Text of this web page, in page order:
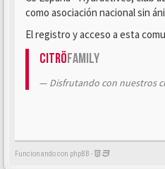
como asociación nacional sin
El registro y acceso a esta
CitröFamily
Disfrutando con nuestros
Funcionando con phpBB -